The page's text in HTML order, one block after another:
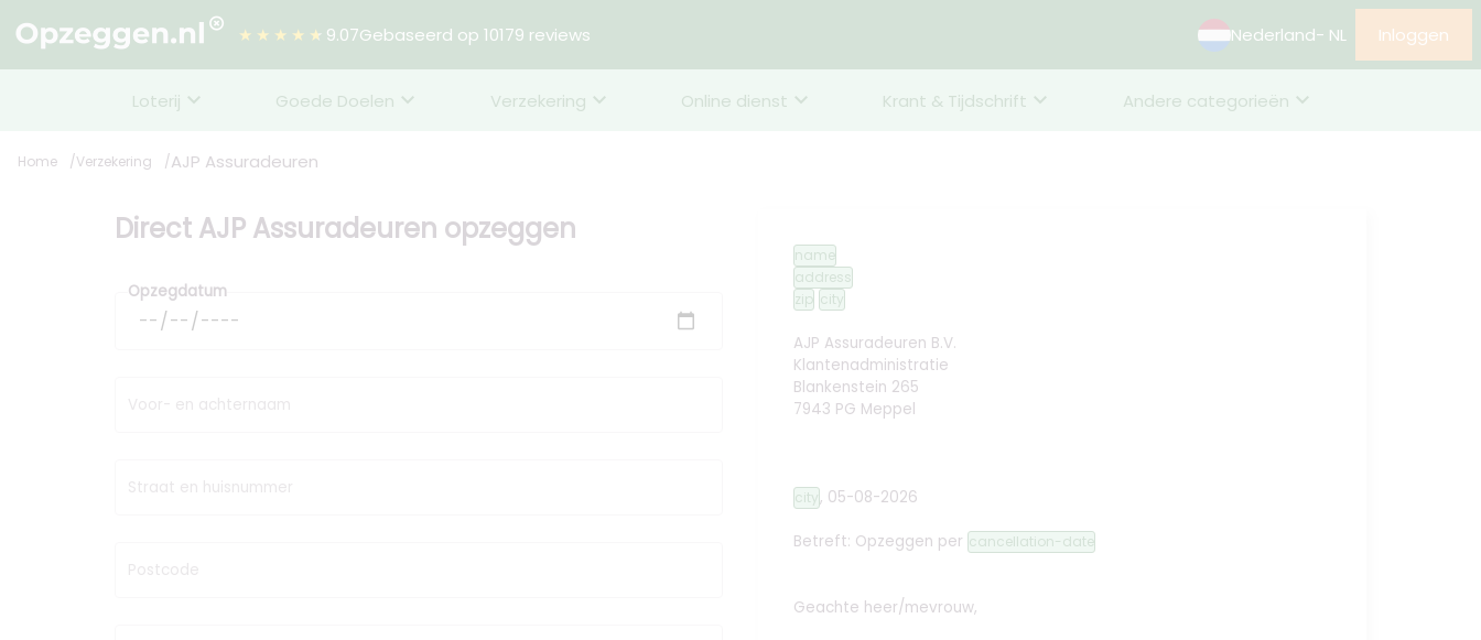
★★★★★ 9.07Gebaseerd op 10179 reviews Nederland- NL Inloggen
Loterij Goede Doelen Verzekering Online dienst Krant & Tijdschrift Andere categorieën
Home Verzekering AJP Assuradeuren
Direct AJP Assuradeuren opzeggen
Opzegdatum
Voor- en achternaam
Straat en huisnummer
Postcode
name
address
zip city
AJP Assuradeuren B.V.
Klantenadministratie
Blankenstein 265
7943 PG Meppel
city, 05-08-2026
Betreft: Opzeggen per cancellation-date
Geachte heer/mevrouw,